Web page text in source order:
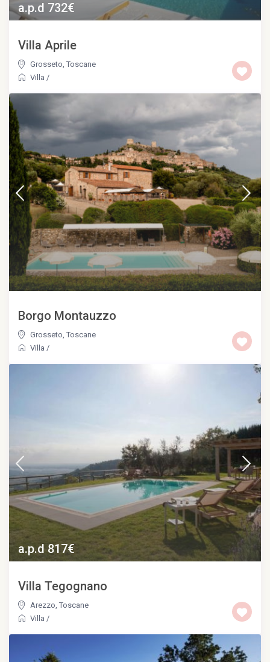
a.p.d 732€
Villa Aprile
Grosseto,Toscane
Villa /
Borgo Montauzzo
Grosseto ,Toscane
Villa /
a.p.d 817€
Villa Tegognano
Arezzo ,Toscane
Villa /